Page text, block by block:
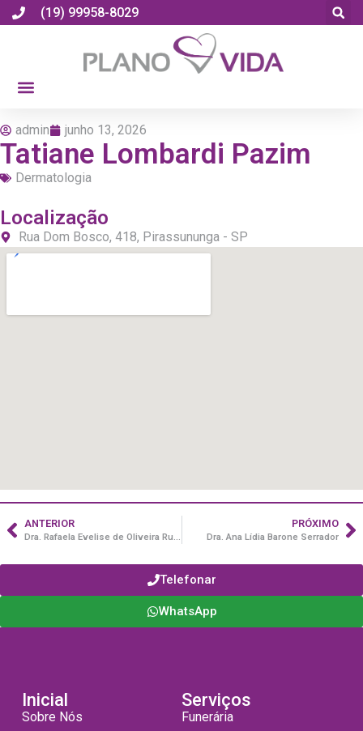
(19) 99958-8029
admin junho 13, 2026
Tatiane Lombardi Pazim
Dermatologia
Localização
Rua Dom Bosco, 418, Pirassununga - SP
ANTERIOR
Dra. Rafaela Evelise de Oliveira Rua João Antônio Del Nero, 339.
PRÓXIMO
Dra. Ana Lídia Barone Serrador
Telefonar
WhatsApp
Inicial
Sobre Nós
Serviços
Funerária